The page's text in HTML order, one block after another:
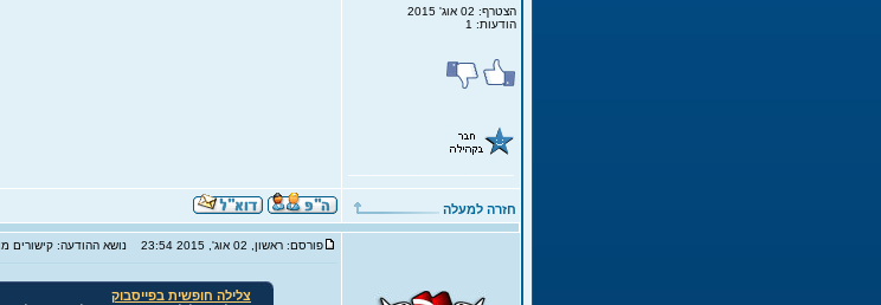
הצטרף: 02 אוג' 2015
הודעות: 1
חזרה למעלה
פורסם: ראשון, 02 אוג', 2015 23:54 נושא ההודעה: קישורים